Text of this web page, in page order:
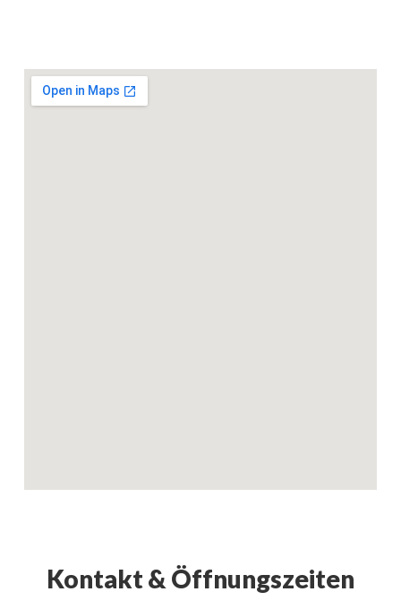
Kontakt & Öffnungszeiten